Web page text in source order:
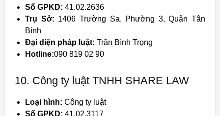
Số GPKD: 41.02.2636
Trụ Sở: 1406 Trường Sa, Phường 3, Quận Tân
Bình
Đại diện pháp luật: Trần Bình Trọng
Hotline:090 819 02 90
10. Công ty luật TNHH SHARE LAW
Loại hình: Công ty luật
Số GPKD: 41.02.3117